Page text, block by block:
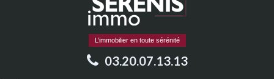
L’immobilier en toute sérénité
03.20.07.13.13